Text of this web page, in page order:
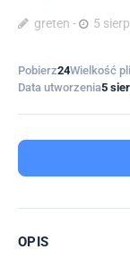
greten 5
Pobierz24Wielkość
Data utworzenia5
OPIS